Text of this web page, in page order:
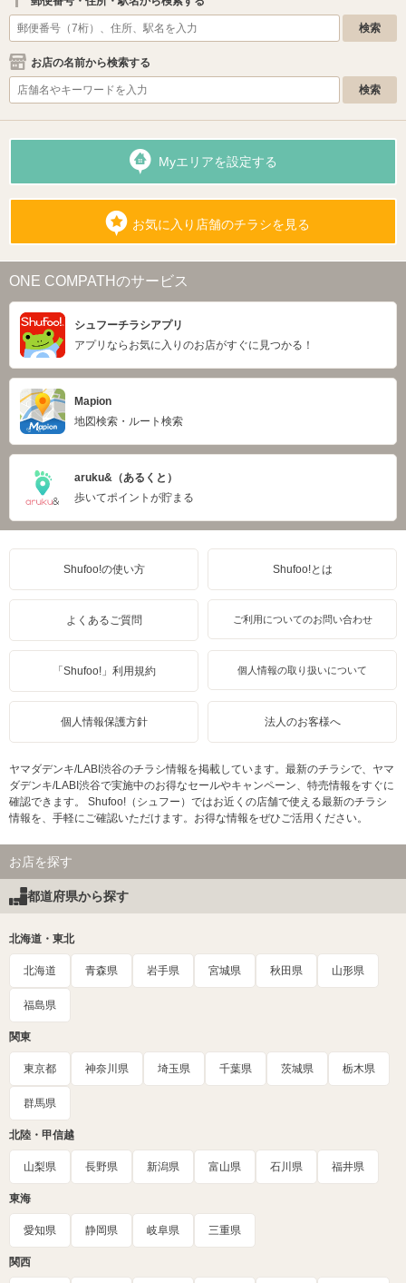
お店の名前から検索する
Myエリアを設定する
お気に入り店舗のチラシを見る
ONE COMPATHのサービス
シュフーチラシアプリ
アプリならお気に入りのお店がすぐに見つかる！
Mapion
地図検索・ルート検索
aruku&（あるくと）
歩いてポイントが貯まる
Shufoo!の使い方 Shufoo!とは
よくあるご質問 ご利用についてのお問い合わせ
「Shufoo!」利用規約 個人情報の取り扱いについて
個人情報保護方針 法人のお客様へ
ヤマダデンキ/LABI渋谷のチラシ情報を掲載しています。最新のチラシで、ヤマ
ダデンキ/LABI渋谷で実施中のお得なセールやキャンペーン、特売情報をすぐに
確認できます。 Shufoo!（シュフー）ではお近くの店舗で使える最新のチラシ
情報を、手軽にご確認いただけます。お得な情報をぜひご活用ください。
お店を探す
都道府県から探す
北海道・東北
北海道 青森県 岩手県 宮城県 秋田県 山形県
福島県
関東
東京都 神奈川県 埼玉県 千葉県 茨城県 栃木県
群馬県
北陸・甲信越
山梨県 長野県 新潟県 富山県 石川県 福井県
東海
愛知県 静岡県 岐阜県 三重県
関西